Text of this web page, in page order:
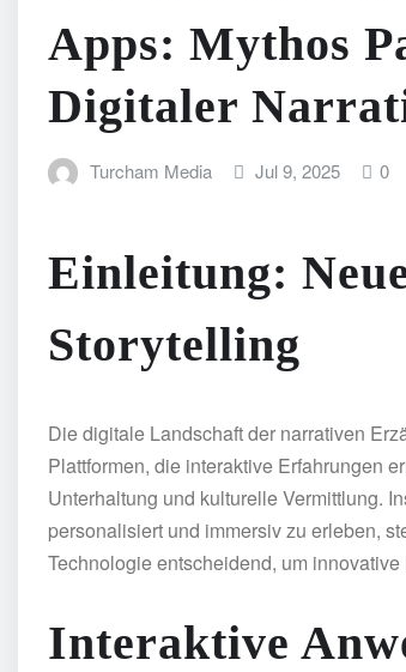
Apps: Mythos
Digitaler
Turcham Media Jul 9, 2025 0
Einleitung:
Storytelling
Die digitale Landschaft der narrativen
Plattformen, die interaktive Erfahrungen
Unterhaltung und kulturelle Vermittlung.
personalisiert und immersiv zu erleben,
Technologie entscheidend, um
Interaktive